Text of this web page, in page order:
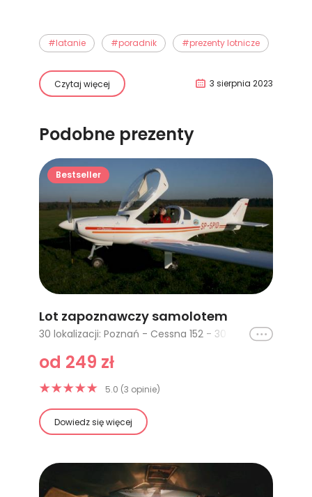
#latanie #poradnik #prezenty lotnicze
Czytaj więcej 3 sierpnia 2023
Podobne prezenty
Bestseller
Lot zapoznawczy samolotem
30 lokalizacji: Poznań - Cessna 152 - 30 minut, Poznań - 30 minut - 2 osoby, Poznań - Cessna 152 - 60 minut, Poznań - 60 minut - 2 osoby, Częstochowa 10 minut, Katowice - 15 minut, Łeba 60 minut (2 osoby), Łódź - lot Extra VIP - miejsce drugiego pilota - 2 osoby, Poznań - AVIAT HUSKY A-1C-180 floatplane - 30 minut, Poznań - AVIAT HUSKY A-1C-180 floatplane - 60 minut, Toruń - Lot z adrenaliną, Częstochowa 20 minut, Częstochowa 30 minut, Częstochowa 60 minut, Toruń 30 minut (2 osoby), Częstochowa (Soccata) 15 minut, Częstochowa (Soccata) 45 minut, Częstochowa (Soccata) 30 minut, Katowice - 30 minut, Toruń - 20 minut, Łeba - 20 minut, Łeba - lot z adrenaliną, Elbląg lot nad Wysoczyzną - 20 minut, Elbląg lot nad Zalewem Wiślanym - 40 minut, Elbląg - lot nad Mierzeją i Zalewem Wiślanym- 50 minut, Elbląg - lot nad Wysoczyzną - 15 minut (3 osoby), Elbląg lot nad Zalewem Wiślanym - 35 minut (3 osoby), Elbląg lot nad Mierzeją i Zalewem Wiślanym - 45 minut (3 osoby), Łódź - lotnicza przygoda na Lotodromie, Katowice - 60 minut
Ikona
od 249 zł
5.0 (3 opinie)
Dowiedz się więcej